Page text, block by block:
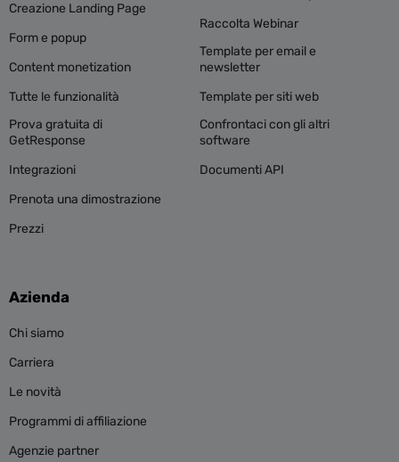
Creazione Landing Page
Form e popup
Content monetization
Tutte le funzionalità
Prova gratuita di
GetResponse
Integrazioni
Prenota una dimostrazione
Prezzi
Raccolta Webinar
Template per email e
newsletter
Template per siti web
Confrontaci con gli altri
software
Documenti API
Azienda
Chi siamo
Carriera
Le novità
Programmi di affiliazione
Agenzie partner